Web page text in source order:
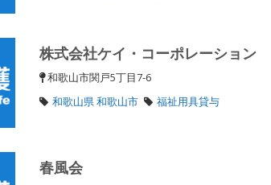
株式会社ケイ・コーポレーション
和歌山市関戸5丁目7-6
和歌山県 和歌山市
福祉用具貸与
春風会